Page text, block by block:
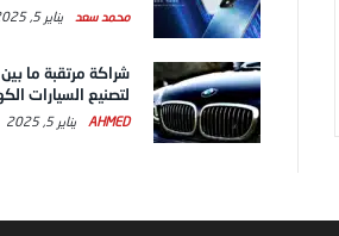
محمد سعد يناير 5, 2025
شراكة مرتقبة ما
لتصنيع السيارات
AHMED يناير 5, 2025